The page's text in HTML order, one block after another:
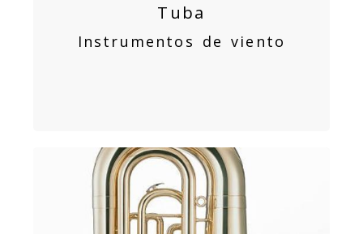
Tuba
Instrumentos de viento